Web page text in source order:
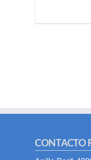
CONTACTO